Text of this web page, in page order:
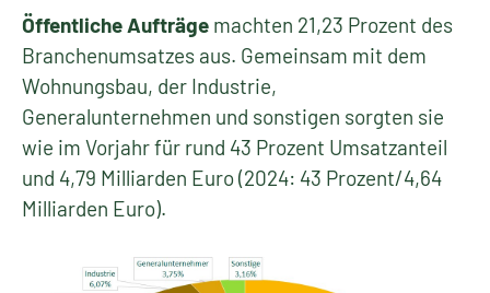
Öffentliche Aufträge machten 21,23 Prozent des
Branchenumsatzes aus. Gemeinsam mit dem
Wohnungsbau, der Industrie,
Generalunternehmen und sonstigen sorgten sie
wie im Vorjahr für rund 43 Prozent Umsatzanteil
und 4,79 Milliarden Euro (2024: 43 Prozent/4,64
Milliarden Euro).